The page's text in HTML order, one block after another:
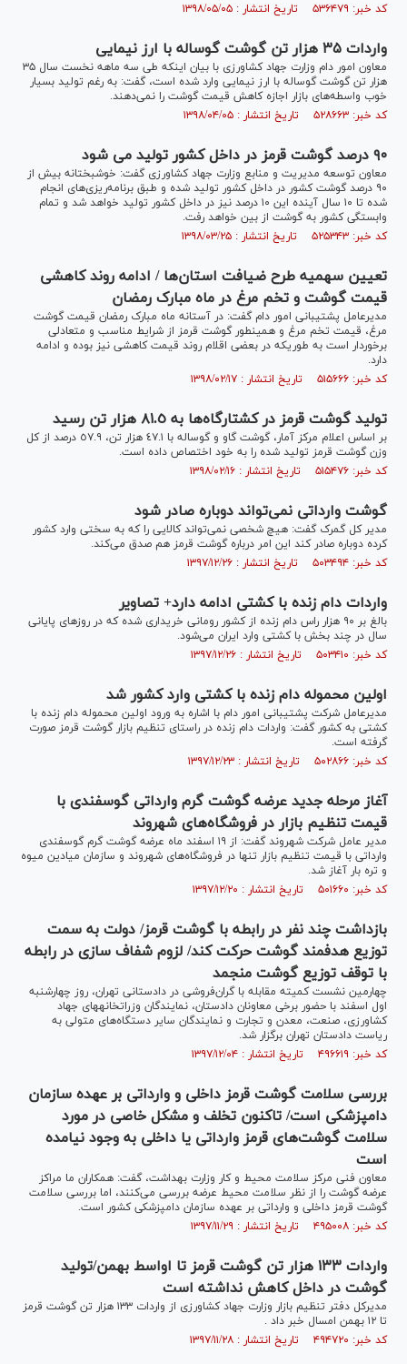
کد خبر: ۵۳۶۴۷۹ تاریخ انتشار : ۱۳۹۸/۰۵/۰۵
واردات ۳۵ هزار تن گوشت گوساله با ارز نیمایی
معاون امور دام وزارت جهاد کشاورزی با بیان اینکه طی سه ماهه نخست سال ۳۵
هزار تن گوشت گوساله با ارز نیمایی وارد شده است، گفت: به رغم تولید بسیار
خوب واسطه‌های بازار اجازه کاهش قیمت گوشت را نمی‌دهند.
کد خبر: ۵۲۸۶۶۳ تاریخ انتشار : ۱۳۹۸/۰۴/۰۵
۹۰ درصد گوشت قرمز در داخل کشور تولید می شود
معاون توسعه مدیریت و منابع وزارت جهاد کشاورزی گفت: خوشبختانه بیش از
۹۰ درصد گوشت کشور در داخل کشور تولید شده و طبق برنامه‌ریزی‌های انجام‌
شده تا ۱۰ سال آینده این ۱۰ درصد نیز در داخل کشور تولید خواهد شد و تمام
وابستگی کشور به گوشت از بین خواهد رفت.
کد خبر: ۵۲۵۳۴۳ تاریخ انتشار : ۱۳۹۸/۰۳/۲۵
تعیین سهمیه طرح ضیافت استان‌ها / ادامه روند کاهشی
قیمت گوشت و تخم مرغ در ماه مبارک رمضان
مدیرعامل پشتیبانی امور دام گفت: در آستانه ماه مبارک رمضان قیمت گوشت
مرغ، قیمت تخم مرغ و همینطور گوشت قرمز از شرایط مناسب و متعادلی
برخوردار است به طوریکه در بعضی اقلام روند قیمت کاهشی نیز بوده و ادامه
دارد.
کد خبر: ۵۱۵۶۶۶ تاریخ انتشار : ۱۳۹۸/۰۲/۱۷
تولید گوشت قرمز در کشتارگاه‌ها به ٨١.٥ هزار تن رسید
بر اساس اعلام مرکز آمار، گوشت گاو و گوساله با ٤٧.١ هزار تن، ٥٧.٩ درصد از کل
وزن گوشت قرمز تولید شده را به خود اختصاص داده است.
کد خبر: ۵۱۵۴۷۶ تاریخ انتشار : ۱۳۹۸/۰۲/۱۶
گوشت وارداتی نمی‌تواند دوباره صادر شود
مدیر کل گمرک گفت: هیچ شخصی نمی‌تواند کالایی را که به سختی وارد کشور
کرده دوباره صادر کند این امر درباره گوشت قرمز هم صدق می‌کند.
کد خبر: ۵۰۳۴۹۴ تاریخ انتشار : ۱۳۹۷/۱۲/۲۶
واردات دام زنده با کشتی ادامه دارد+ تصاویر
بالغ بر ۹۰ هزار راس دام زنده از کشور رومانی خریداری شده که در روز‌های پایانی
سال در چند بخش با کشتی وارد ایران می‌شود.
کد خبر: ۵۰۳۴۱۰ تاریخ انتشار : ۱۳۹۷/۱۲/۲۶
اولین محموله دام زنده با کشتی وارد کشور شد
مدیرعامل شرکت پشتیبانی امور دام با اشاره به ورود اولین محموله دام زنده با
کشتی به کشور گفت: واردات دام زنده در راستای تنظیم بازار گوشت قرمز صورت
گرفته است.
کد خبر: ۵۰۲۸۶۶ تاریخ انتشار : ۱۳۹۷/۱۲/۲۳
آغاز مرحله جدید عرضه گوشت گرم وارداتی گوسفندی با
قیمت تنظیم بازار در فروشگاه‌های شهروند
مدیر عامل شرکت شهروند گفت: از ۱۹ اسفند ماه عرضه گوشت گرم گوسفندی
وارداتی با قیمت تنظیم بازار تنها در فروشگاه‌های شهروند و سازمان میادین میوه
و تره بار آغاز شد.
کد خبر: ۵۰۱۶۶۰ تاریخ انتشار : ۱۳۹۷/۱۲/۲۰
بازداشت چند نفر در رابطه با گوشت قرمز/ دولت به سمت
توزیع هدفمند گوشت حرکت کند/ لزوم شفاف سازی در رابطه
با توقف توزیع گوشت منجمد
چهارمین نشست کمیته مقابله با گران‌فروشی در دادستانی تهران، روز چهارشنبه
اول اسفند با حضور برخی معاونان دادستان، نمایندگان وزرات­خانه­های جهاد
کشاورزی، صنعت، معدن و تجارت و نمایندگان سایر دستگاه‌های متولی به
ریاست دادستان تهران برگزار شد.
کد خبر: ۴۹۶۶۱۹ تاریخ انتشار : ۱۳۹۷/۱۲/۰۴
بررسی سلامت گوشت قرمز داخلی و وارداتی بر عهده سازمان
دامپزشکی است/ تاکنون تخلف و مشکل خاصی در مورد
سلامت گوشت‌های قرمز وارداتی یا داخلی به وجود نیامده
است
معاون فنی مرکز سلامت محیط و کار وزارت بهداشت، گفت: همکاران ما مراکز
عرضه گوشت را از نظر سلامت محیط عرضه بررسی می‌کنند، اما بررسی سلامت
گوشت قرمز داخلی و وارداتی بر عهده سازمان دامپزشکی کشور است.
کد خبر: ۴۹۵۰۰۸ تاریخ انتشار : ۱۳۹۷/۱۱/۲۹
واردات ۱۳۳ هزار تن گوشت قرمز تا اواسط بهمن/تولید
گوشت در داخل کاهش نداشته است
مدیرکل دفتر تنظیم بازار وزارت جهاد کشاورزی از واردات ۱۳۳ هزار تن گوشت قرمز
تا ۱۲ بهمن امسال خبر داد .
کد خبر: ۴۹۴۷۲۰ تاریخ انتشار : ۱۳۹۷/۱۱/۲۸